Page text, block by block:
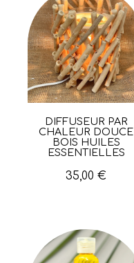
Aperçu rapide
DIFFUSEUR PAR
CHALEUR DOUCE
BOIS HUILES
ESSENTIELLES
35,00 €